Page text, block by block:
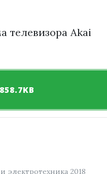
телевизора Akai
2018